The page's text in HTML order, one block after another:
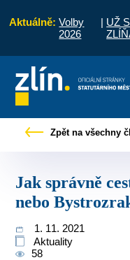
Aktuálně: Volby
2026
| UŽ
vyřídit
Zpět na všechny
Jak správně cestovat ukáže Karkulka
nebo
1. 11. 2021
Aktuality
58